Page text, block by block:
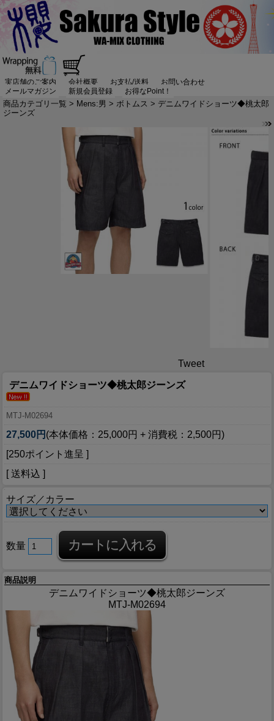
実店舗のご案内 会社概要 お支払/送料
お問い合わせ
メールマガジン
新規会員登録 お得なPoint！
商品カテゴリ一覧 > Mens:男 > ボトムス > デニムワイドショーツ◆桃太郎
ジーンズ
Tweet
デニムワイドショーツ◆桃太郎ジーンズ
MTJ-M02694
27,500円 (本体価格：25,000円 + 消費税：2,500円)
[250ポイント進呈 ]
[ 送料込 ]
サイズ／カラー
数量
商品説明
デニムワイドショーツ◆桃太郎ジーンズ
MTJ-M02694